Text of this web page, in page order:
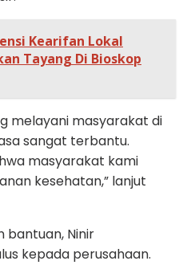
Kearifan Lokal
Tayang Di Bioskop
melayani masyarakat di
sangat terbantu.
masyarakat kami
kesehatan,” lanjut
bantuan, Ninir
kepada perusahaan.